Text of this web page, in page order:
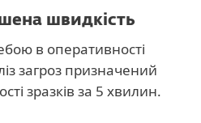
швидкість
в оперативності
загроз призначений
зразків за 5 хвилин.